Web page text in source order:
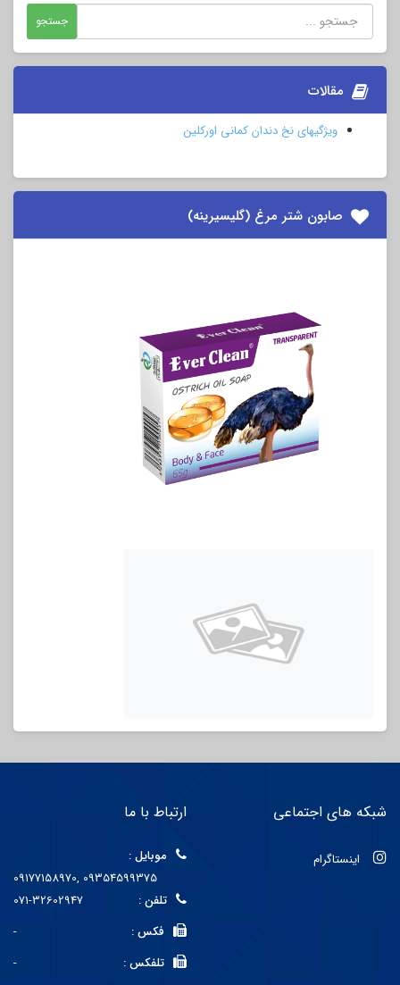
مقالات
ویژگیهای نخ دندان کمانی اورکلین
صابون شتر مرغ (گلیسیرینه)
شبکه های اجتماعی
اینستاگرام
ارتباط با ما
موبایل :
09177158970, 09354599375
تلفن :
071-32602947
فکس :
-
تلفکس :
-